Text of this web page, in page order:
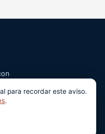
para recordar este aviso.
.